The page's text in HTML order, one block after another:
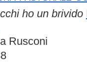
ho un brivido
Rusconi